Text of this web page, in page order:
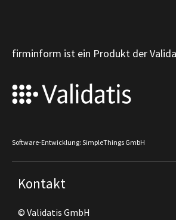
firminform ist ein Produkt der
Software-Entwicklung: SimpleThings GmbH
Kontakt
© Validatis GmbH